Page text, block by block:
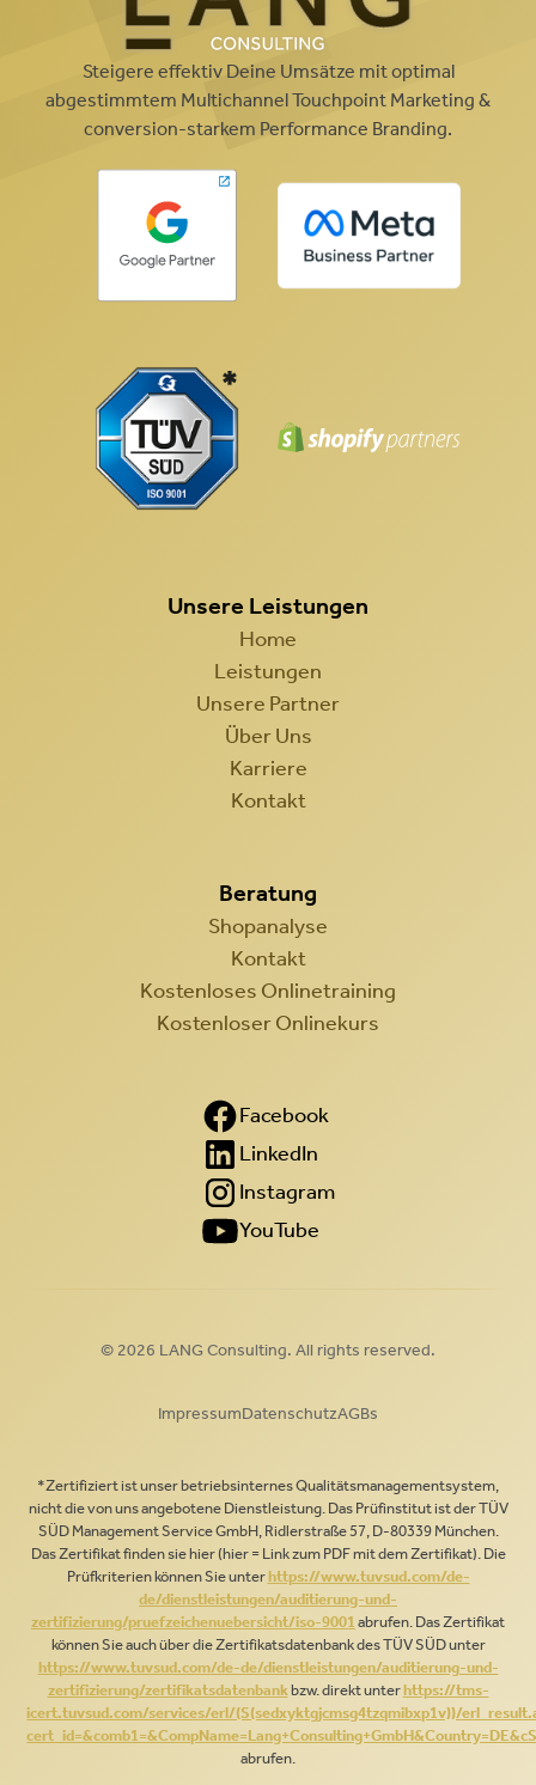
Steigere effektiv Deine Umsätze mit optimal
abgestimmtem Multichannel Touchpoint Marketing &
conversion-starkem Performance Branding.
Unsere Leistungen
Home
Leistungen
Unsere Partner
Über Uns
Karriere
Kontakt
Beratung
Shopanalyse
Kontakt
Kostenloses Onlinetraining
Kostenloser Onlinekurs
Facebook
LinkedIn
Instagram
YouTube
© 2026 LANG Consulting. All rights reserved.
ImpressumDatenschutzAGBs
*Zertifiziert ist unser betriebsinternes Qualitätsmanagementsystem,
nicht die von uns angebotene Dienstleistung. Das Prüfinstitut ist der TÜV
SÜD Management Service GmbH, Ridlerstraße 57, D-80339 München.
Das Zertifikat finden sie hier (hier = Link zum PDF mit dem Zertifikat). Die
Prüfkriterien können Sie unterhttps://www.tuvsud.com/de-
de/dienstleistungen/auditierung-und-
zertifizierung/pruefzeichenuebersicht/iso-9001 abrufen. Das Zertifikat
können Sie auch über die Zertifikatsdatenbank des TÜV SÜD unter
https://www.tuvsud.com/de-de/dienstleistungen/auditierung-und-
zertifizierung/zertifikatsdatenbank bzw. direkt unterhttps://tms-
icert.tuvsud.com/services/erl/(S(sedxyktgjcmsg4tzqmibxp1v))/
abrufen.